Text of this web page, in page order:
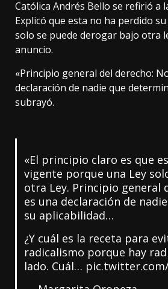
Católica Andrés Bello se refirió a
Explicó que esta no ha perdido
solo se puede derogar bajo otra
anuncio.
«Principio general del derecho:
declaración de nadie que
subrayó.
«El principio claro es que
vigente porque una Ley
otra Ley. Principio general
es una declaración de
su aplicabilidad…
¿Y cuál es la receta para
radicalismo porque hay
lado. Cuál…